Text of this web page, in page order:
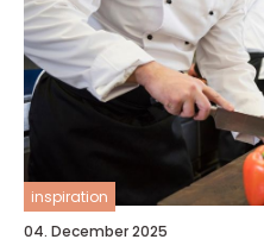
inspiration
04. December 2025